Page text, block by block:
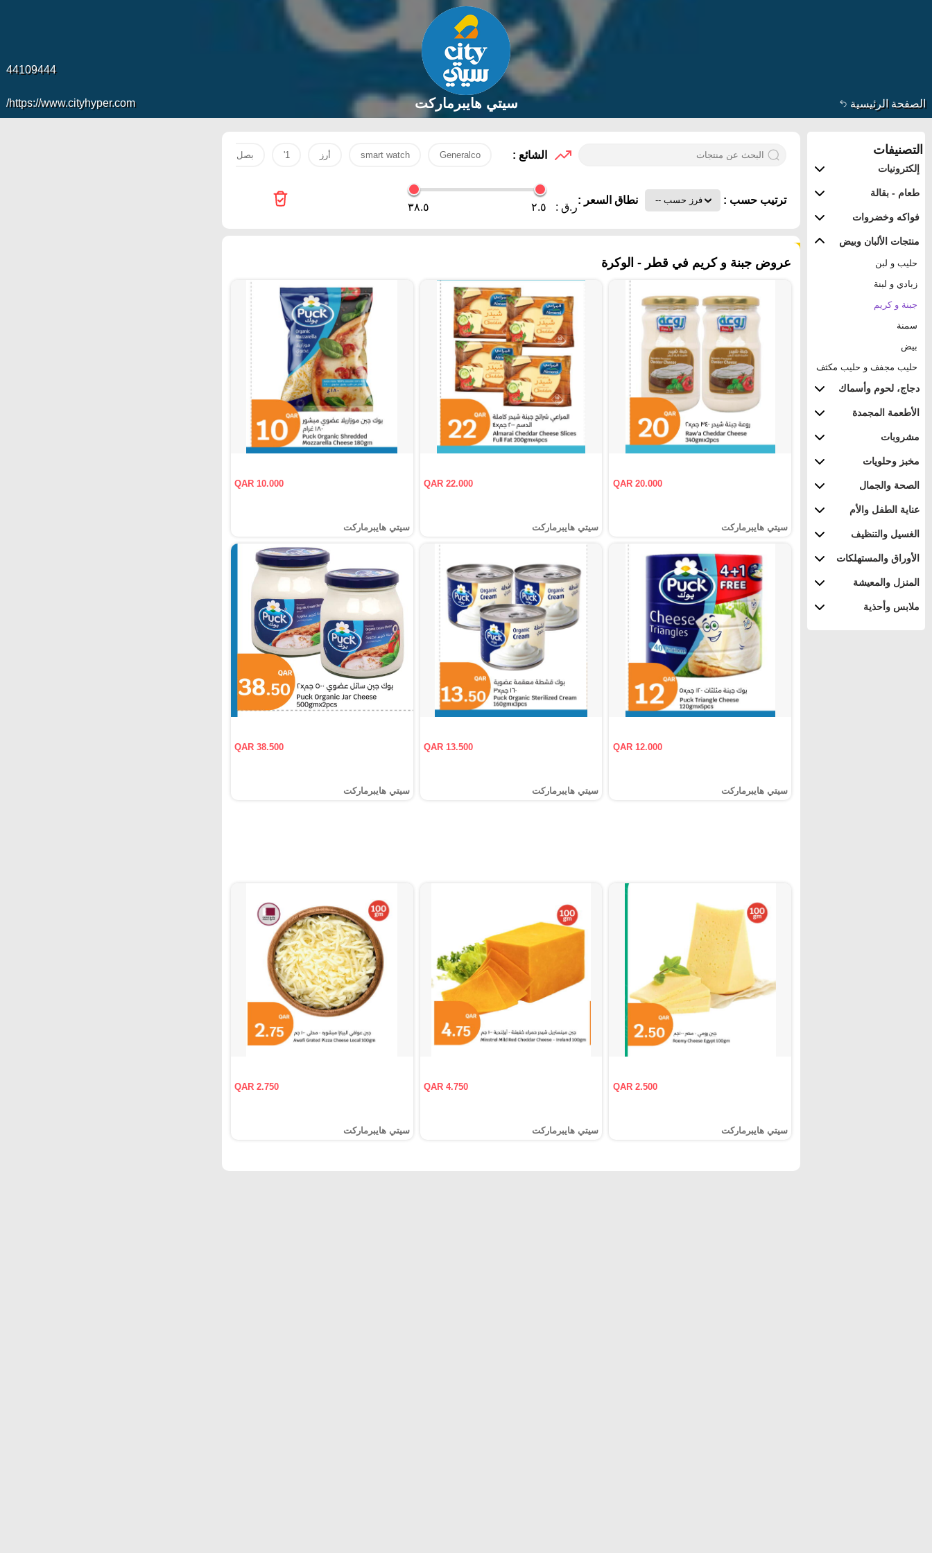
الصفحة الرئيسية
44109444
https://www.cityhyper.com/ سيتي هايبرماركت
التصنيفات
إلكترونيات
طعام - بقالة
فواكه وخضروات
منتجات الألبان وبيض
حليب و لبن
زبادي و لبنة
جبنة و كريم
سمنة
بيض
حليب مجفف و حليب مكثف
دجاج، لحوم وأسماك
الأطعمة المجمدة
مشروبات
مخبز وحلويات
الصحة والجمال
عناية الطفل والأم
الغسيل والتنظيف
الأوراق والمستهلكات
المنزل والمعيشة
ملابس وأحذية
الشائع : Generalco
smart watch أرز 1' بصل
ترتيب حسب : نطاق السعر :
ر.ق : ٢.٥ ٣٨.٥
عروض جبنة و كريم في قطر - الوكرة
QAR 20.000
سيتي هايبرماركت
QAR 22.000
سيتي هايبرماركت
QAR 10.000
سيتي هايبرماركت
QAR 12.000
سيتي هايبرماركت
QAR 13.500
سيتي هايبرماركت
QAR 38.500
سيتي هايبرماركت
QAR 2.500
سيتي هايبرماركت
QAR 4.750
سيتي هايبرماركت
QAR 2.750
سيتي هايبرماركت